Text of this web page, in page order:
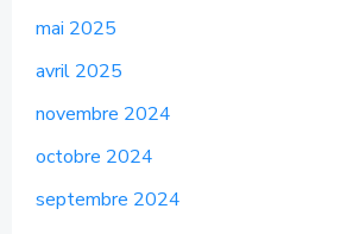
mai 2025
avril 2025
novembre 2024
octobre 2024
septembre 2024